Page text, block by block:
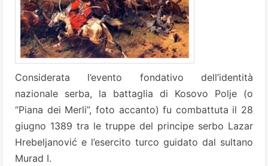
Considerata l’evento fondativo dell’identità
nazionale serba, la battaglia di Kosovo Polje (o
“Piana dei Merli”, foto accanto) fu combattuta il 28
giugno 1389 tra le truppe del principe serbo Lazar
Hrebeljanović e l’esercito turco guidato dal sultano
Murad I.